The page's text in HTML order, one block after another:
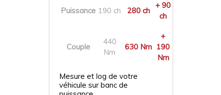
Puissance 190 ch 280 ch
+ 90
ch
Couple
440
Nm
630 Nm
+
190
Nm
Mesure et log de votre
véhicule sur banc de